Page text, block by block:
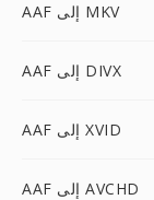
AAF إلى MKV
AAF إلى DIVX
AAF إلى XVID
AAF إلى AVCHD